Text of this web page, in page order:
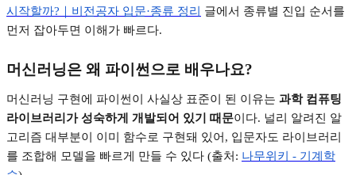
시작할까? ｜비전공자 입문·종류 정리
글에서 종류별 진입 순서를
먼저 잡아두면 이해가 빠르다.
머신러닝은 왜 파이썬으로 배우나요?
머신러닝 구현에 파이썬이 사실상 표준이 된 이유는 과학 컴퓨팅
라이브러리가 성숙하게 개발되어 있기 때문이다. 널리 알려진 알
고리즘 대부분이 이미 함수로 구현돼 있어 , 입문자도 라이브러리
를 조합해 모델을 빠르게 만들 수 있다 (출처 : 나무위키 - 기계학